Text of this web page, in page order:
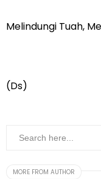
Melindungi Tuah,
(Ds)
MORE FROM AUTHOR